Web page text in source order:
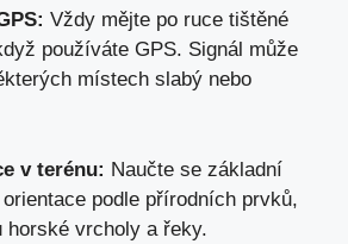
Vždy mějte po ruce tištěné
používáte GPS. Signál může
místech slabý nebo
v terénu: Naučte se základní
podle přírodních prvků,
horské vrcholy a řeky.